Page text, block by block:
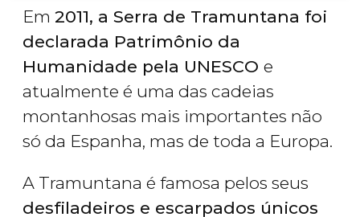
Em 2011, a Serra de Tramuntana foi
declarada Patrimônio da
Humanidade pela UNESCO e
atualmente é uma das cadeias
montanhosas mais importantes não
só da Espanha, mas de toda a Europa.
A Tramuntana é famosa pelos seus
desfiladeiros e escarpados únicos